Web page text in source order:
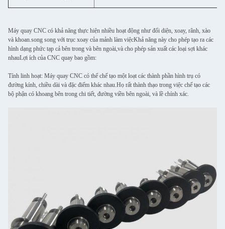
Máy quay CNC có khả năng thực hiện nhiều hoạt động như đối diện, xoay, rãnh, xào
và khoan.song song với trục xoay của mảnh làm việcKhả năng này cho phép tạo ra các
hình dạng phức tạp cả bên trong và bên ngoài,và cho phép sản xuất các loại sợi khác
nhauLợi ích của CNC quay bao gồm:
Tính linh hoạt: Máy quay CNC có thể chế tạo một loạt các thành phần hình trụ có
đường kính, chiều dài và đặc điểm khác nhau.Họ rất thành thạo trong việc chế tạo các
bộ phận có khoang bên trong chi tiết, đường viền bên ngoài, và lề chính xác.